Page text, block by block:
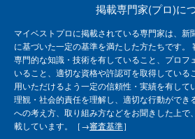
掲載専門家(プロ)に
マイベストプロに掲載されている専門家は、新
に基づいた一定の基準を満たした方たちです。
専門的な知識・技術を有していること、プロフ
いること、適切な資格や許認可を取得している
用いただけるよう一定の信頼性・実績を有して
理観・社会的責任を理解し、適切な行動ができ
への考え方、取り組み方などをお聞きした上で
載しています。［→審査基準］